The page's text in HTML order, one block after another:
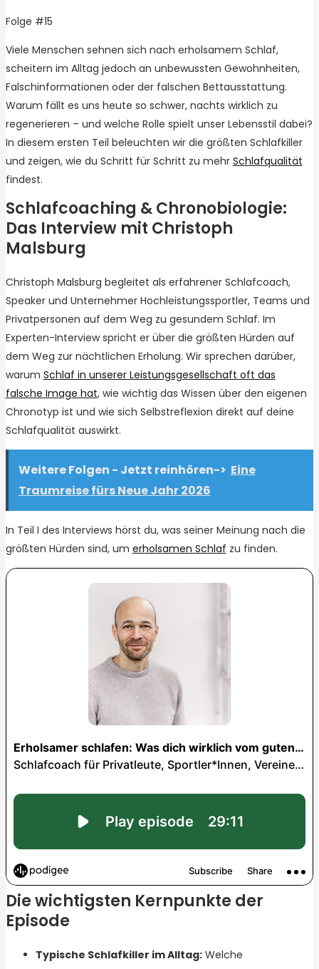
Folge #15
Viele Menschen sehnen sich nach erholsamem Schlaf,
scheitern im Alltag jedoch an unbewussten Gewohnheiten,
Falschinformationen oder der falschen Bettausstattung.
Warum fällt es uns heute so schwer, nachts wirklich zu
regenerieren – und welche Rolle spielt unser Lebensstil dabei?
In diesem ersten Teil beleuchten wir die größten Schlafkiller
und zeigen, wie du Schritt für Schritt zu mehr Schlafqualität
findest.
Schlafcoaching & Chronobiologie:
Das Interview mit Christoph
Malsburg
Christoph Malsburg begleitet als erfahrener Schlafcoach,
Speaker und Unternehmer Hochleistungssportler, Teams und
Privatpersonen auf dem Weg zu gesundem Schlaf. Im
Experten-Interview spricht er über die größten Hürden auf
dem Weg zur nächtlichen Erholung. Wir sprechen darüber,
warum Schlaf in unserer Leistungsgesellschaft oft das
falsche Image hat, wie wichtig das Wissen über den eigenen
Chronotyp ist und wie sich Selbstreflexion direkt auf deine
Schlafqualität auswirkt.
Weitere Folgen - Jetzt reinhören-> Eine
Traumreise fürs Neue Jahr 2026
In Teil I des Interviews hörst du, was seiner Meinung nach die
größten Hürden sind, um erholsamen Schlaf zu finden.
Die wichtigsten Kernpunkte der
Episode
Typische Schlafkiller im Alltag:Welche